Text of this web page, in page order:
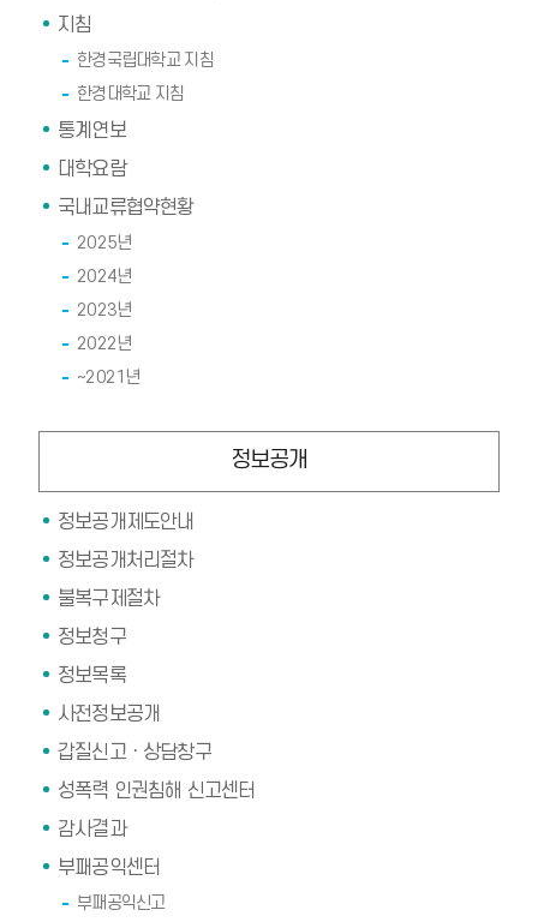
지침
한경국립대학교 지침
한경대학교 지침
통계연보
대학요람
국내교류협약현황
2025년
2024년
2023년
2022년
~2021년
정보공개
정보공개제도안내
정보공개처리절차
불복구제절차
정보청구
정보목록
사전정보공개
갑질신고ㆍ상담창구
성폭력 인권침해 신고센터
감사결과
부패공익센터
부패공익신고